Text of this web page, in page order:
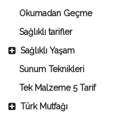
Okumadan Geçme
Sağlıklı tarifler
Sağlıklı Yaşam
Sunum Teknikleri
Tek Malzeme 5 Tarif
Türk Mutfağı